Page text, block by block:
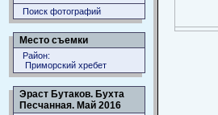
Поиск фотографий
Место съемки
Район:
Приморский хребет
Эраст Бутаков. Бухта
Песчанная. Май 2016